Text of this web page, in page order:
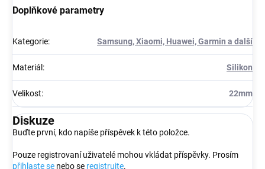
Doplňkové parametry
Kategorie: Samsung, Xiaomi, Huawei, Garmin a další
Materiál : Silikon
Velikost: 22mm
Diskuze
Buďte první, kdo napíše příspěvek k této položce.
Pouze registrovaní uživatelé mohou vkládat příspěvky. Prosím
přihlaste se nebo se registrujte.